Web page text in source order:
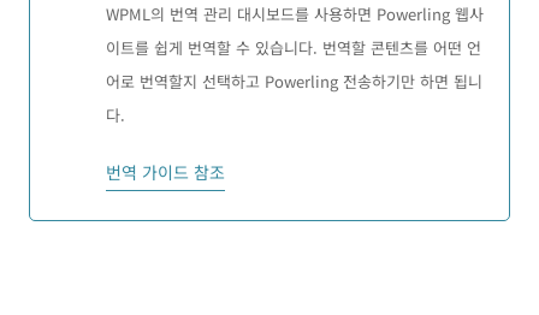
WPML의 번역 관리 대시보드를 사용하면 Powerling 웹사
이트를 쉽게 번역할 수 있습니다. 번역할 콘텐츠를 어떤 언
어로 번역할지 선택하고 Powerling 전송하기만 하면 됩니
다.
번역 가이드 참조